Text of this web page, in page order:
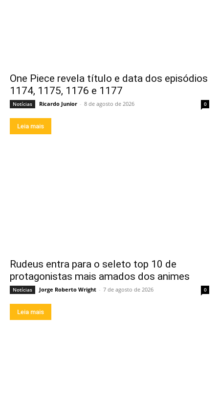
One Piece revela título e data dos episódios
1174, 1175, 1176 e 1177
Notícias Ricardo Junior - 8 de agosto de 2026 0
Leia mais
Rudeus entra para o seleto top 10 de
protagonistas mais amados dos animes
Notícias Jorge Roberto Wright - 7 de agosto de 2026 0
Leia mais